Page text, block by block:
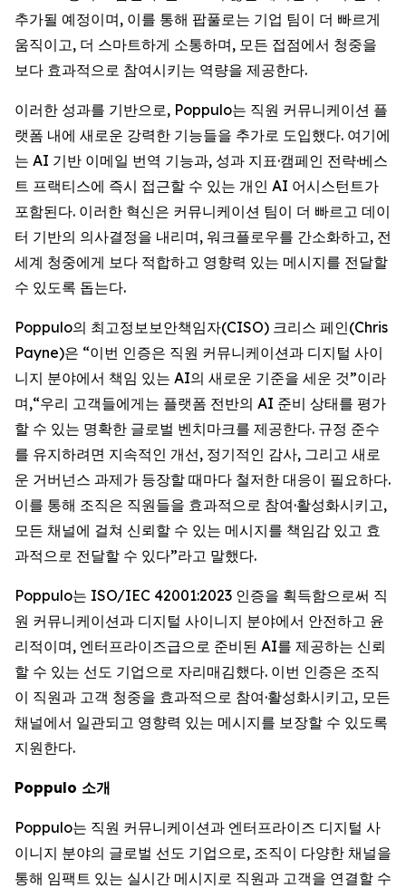
추가될 예정이며, 이를 통해 팝풀로는 기업 팀이 더 빠르게
움직이고, 더 스마트하게 소통하며, 모든 접점에서 청중을
보다 효과적으로 참여시키는 역량을 제공한다.
이러한 성과를 기반으로, Poppulo는 직원 커뮤니케이션 플
랫폼 내에 새로운 강력한 기능들을 추가로 도입했다. 여기에
는 AI 기반 이메일 번역 기능과, 성과 지표·캠페인 전략·베스
트 프랙티스에 즉시 접근할 수 있는 개인 AI 어시스턴트가
포함된다. 이러한 혁신은 커뮤니케이션 팀이 더 빠르고 데이
터 기반의 의사결정을 내리며, 워크플로우를 간소화하고, 전
세계 청중에게 보다 적합하고 영향력 있는 메시지를 전달할
수 있도록 돕는다.
Poppulo의 최고정보보안책임자(CISO) 크리스 페인(Chris
Payne)은 “이번 인증은 직원 커뮤니케이션과 디지털 사이
니지 분야에서 책임 있는 AI의 새로운 기준을 세운 것”이라
며,“우리 고객들에게는 플랫폼 전반의 AI 준비 상태를 평가
할 수 있는 명확한 글로벌 벤치마크를 제공한다. 규정 준수
를 유지하려면 지속적인 개선, 정기적인 감사, 그리고 새로
운 거버넌스 과제가 등장할 때마다 철저한 대응이 필요하다.
이를 통해 조직은 직원들을 효과적으로 참여·활성화시키고,
모든 채널에 걸쳐 신뢰할 수 있는 메시지를 책임감 있고 효
과적으로 전달할 수 있다”라고 말했다.
Poppulo는 ISO/IEC 42001:2023 인증을 획득함으로써 직
원 커뮤니케이션과 디지털 사이니지 분야에서 안전하고 윤
리적이며, 엔터프라이즈급으로 준비된 AI를 제공하는 신뢰
할 수 있는 선도 기업으로 자리매김했다. 이번 인증은 조직
이 직원과 고객 청중을 효과적으로 참여·활성화시키고, 모든
채널에서 일관되고 영향력 있는 메시지를 보장할 수 있도록
지원한다.
Poppulo 소개
Poppulo는 직원 커뮤니케이션과 엔터프라이즈 디지털 사
이니지 분야의 글로벌 선도 기업으로, 조직이 다양한 채널을
통해 임팩트 있는 실시간 메시지로 직원과 고객을 연결할 수